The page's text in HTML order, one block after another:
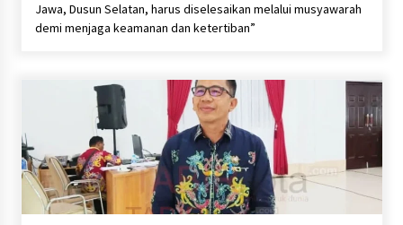
Jawa, Dusun Selatan, harus diselesaikan melalui musyawarah
demi menjaga keamanan dan ketertiban”